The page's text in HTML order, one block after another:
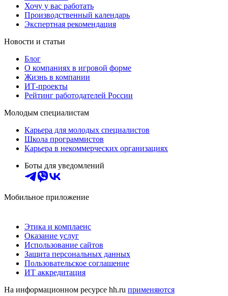
Хочу у вас работать
Производственный календарь
Экспертная рекомендация
Новости и статьи
Блог
О компаниях в игровой форме
Жизнь в компании
ИТ-проекты
Рейтинг работодателей России
Молодым специалистам
Карьера для молодых специалистов
Школа программистов
Карьера в некоммерческих организациях
Боты для уведомлений
Мобильное приложение
Этика и комплаенс
Оказание услуг
Использование сайтов
Защита персональных данных
Пользовательское соглашение
ИТ аккредитация
На информационном ресурсе hh.ru применяются